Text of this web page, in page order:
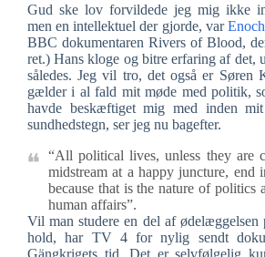
Gud ske lov forvildede jeg mig ikke
men en intellektuel der gjorde, var
BBC dokumentaren Rivers of Blood,
ret.) Hans kloge og bitre erfaring af det,
således. Jeg vil tro, det også er Søren
gælder i al fald mit møde med politik,
havde beskæftiget mig med inden
sundhedstegn, ser jeg nu bagefter.
“All political lives, unless they are
midstream at a happy juncture, end
because that is the nature of politics
human affairs”.
Vil man studere en del af ødelæggelsen
hold, har TV 4 for nylig sendt
Gängkrigets tid. Det er selvfølgelig